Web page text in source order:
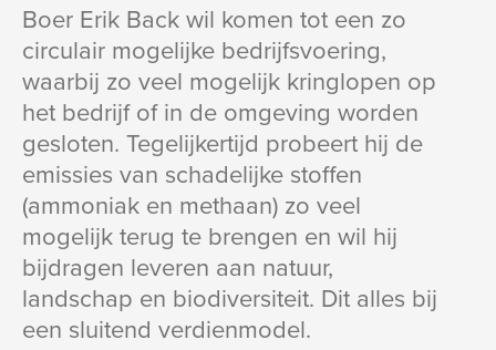
Boer Erik Back wil komen tot een zo
circulair mogelijke bedrijfsvoering,
waarbij zo veel mogelijk kringlopen op
het bedrijf of in de omgeving worden
gesloten. Tegelijkertijd probeert hij de
emissies van schadelijke stoffen
(ammoniak en methaan) zo veel
mogelijk terug te brengen en wil hij
bijdragen leveren aan natuur,
landschap en biodiversiteit. Dit alles bij
een sluitend verdienmodel.